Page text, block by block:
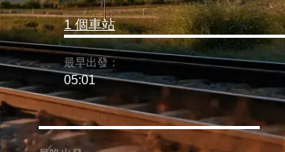
1 個車站
最早出發：
05:01